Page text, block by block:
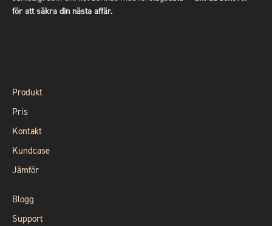
för att säkra din nästa affär.
Produkt
Pris
Kontakt
Kundcase
Jämför
Blogg
Support